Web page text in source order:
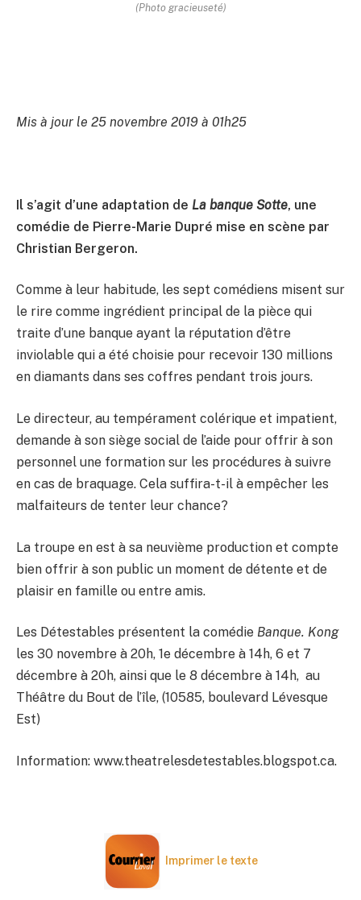
(Photo gracieuseté)
Mis à jour le 25 novembre 2019 à 01h25
Il s’agit d’une adaptation de La banque Sotte, une
comédie de Pierre-Marie Dupré mise en scène par
Christian Bergeron.
Comme à leur habitude, les sept comédiens misent sur
le rire comme ingrédient principal de la pièce qui
traite d’une banque ayant la réputation d’être
inviolable qui a été choisie pour recevoir 130 millions
en diamants dans ses coffres pendant trois jours.
Le directeur, au tempérament colérique et impatient,
demande à son siège social de l’aide pour offrir à son
personnel une formation sur les procédures à suivre
en cas de braquage. Cela suffira-t-il à empêcher les
malfaiteurs de tenter leur chance?
La troupe en est à sa neuvième production et compte
bien offrir à son public un moment de détente et de
plaisir en famille ou entre amis.
Les Détestables présentent la comédie Banque. Kong
les 30 novembre à 20h, 1e décembre à 14h, 6 et 7
décembre à 20h, ainsi que le 8 décembre à 14h, au
Théâtre du Bout de l’île, (10585, boulevard Lévesque
Est)
Information: www.theatrelesdetestables.blogspot.ca.
Imprimer le texte